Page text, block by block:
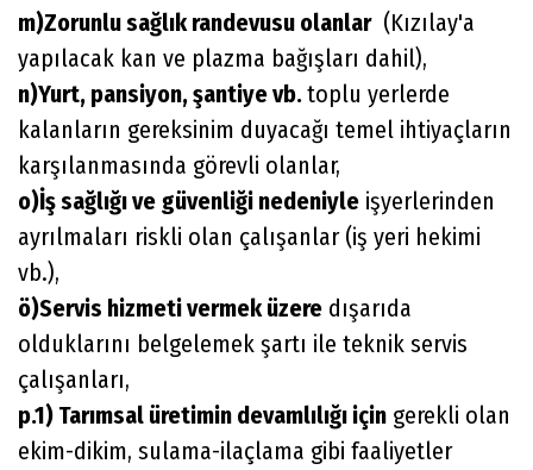
m)Zorunlu sağlık randevusu olanlar(Kızılay'a
yapılacak kan ve plazma bağışları dahil),
n)Yurt, pansiyon, şantiye vb.toplu yerlerde
kalanların gereksinim duyacağı temel ihtiyaçların
karşılanmasında görevli olanlar,
o)İş sağlığı ve güvenliği nedeniyle işyerlerinden
ayrılmaları riskli olan çalışanlar (iş yeri hekimi
vb.),
ö)Servis hizmeti vermek üzere dışarıda
olduklarını belgelemek şartı ile teknik servis
çalışanları,
p.1) Tarımsal üretimin devamlılığı için gerekli olan
ekim-dikim, sulama-ilaçlama gibi faaliyetler